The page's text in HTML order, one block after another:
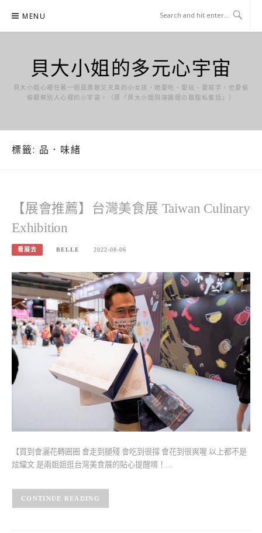
content
MENU
貝大小姐的多元心宇宙
貝大小姐心裡住著一個既勇敢又天真的小女孩，她愛吃、愛玩、愛寫字，也愛偷
偷觀察別人心裡的小宇宙。（原『貝大小姐與瑞餚姐の囂脂私蜜話』）
標籤: 品．味緒
【展會推薦】台灣美食展 Taiwan Culinary
Exhibition
看展去 BELLE 2022-08-06
【買到會灑花轉圈圈 會走到腿殘 會吃到很撐 會花到很爽喔 以上都不是
炫耀文 是兩姐姐逛台灣美食展的貼心提醒唷！…
CONTINUE READING